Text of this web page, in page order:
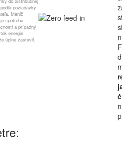
požiadavky
Menič
spotrebu
a prípadný
energie
úplne zastaviť.